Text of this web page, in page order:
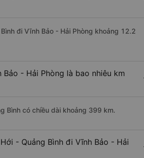
đi Vĩnh Bảo - Hải Phòng khoảng 12.2
- Hải Phòng là bao nhiêu km
Bình có chiều dài khoảng 399 km.
- Quảng Bình đi Vĩnh Bảo - Hải